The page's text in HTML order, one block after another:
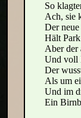
So
Ach, sie
Der
Hält
Aber der
Und voll
Der
Als um
Und im
Ein